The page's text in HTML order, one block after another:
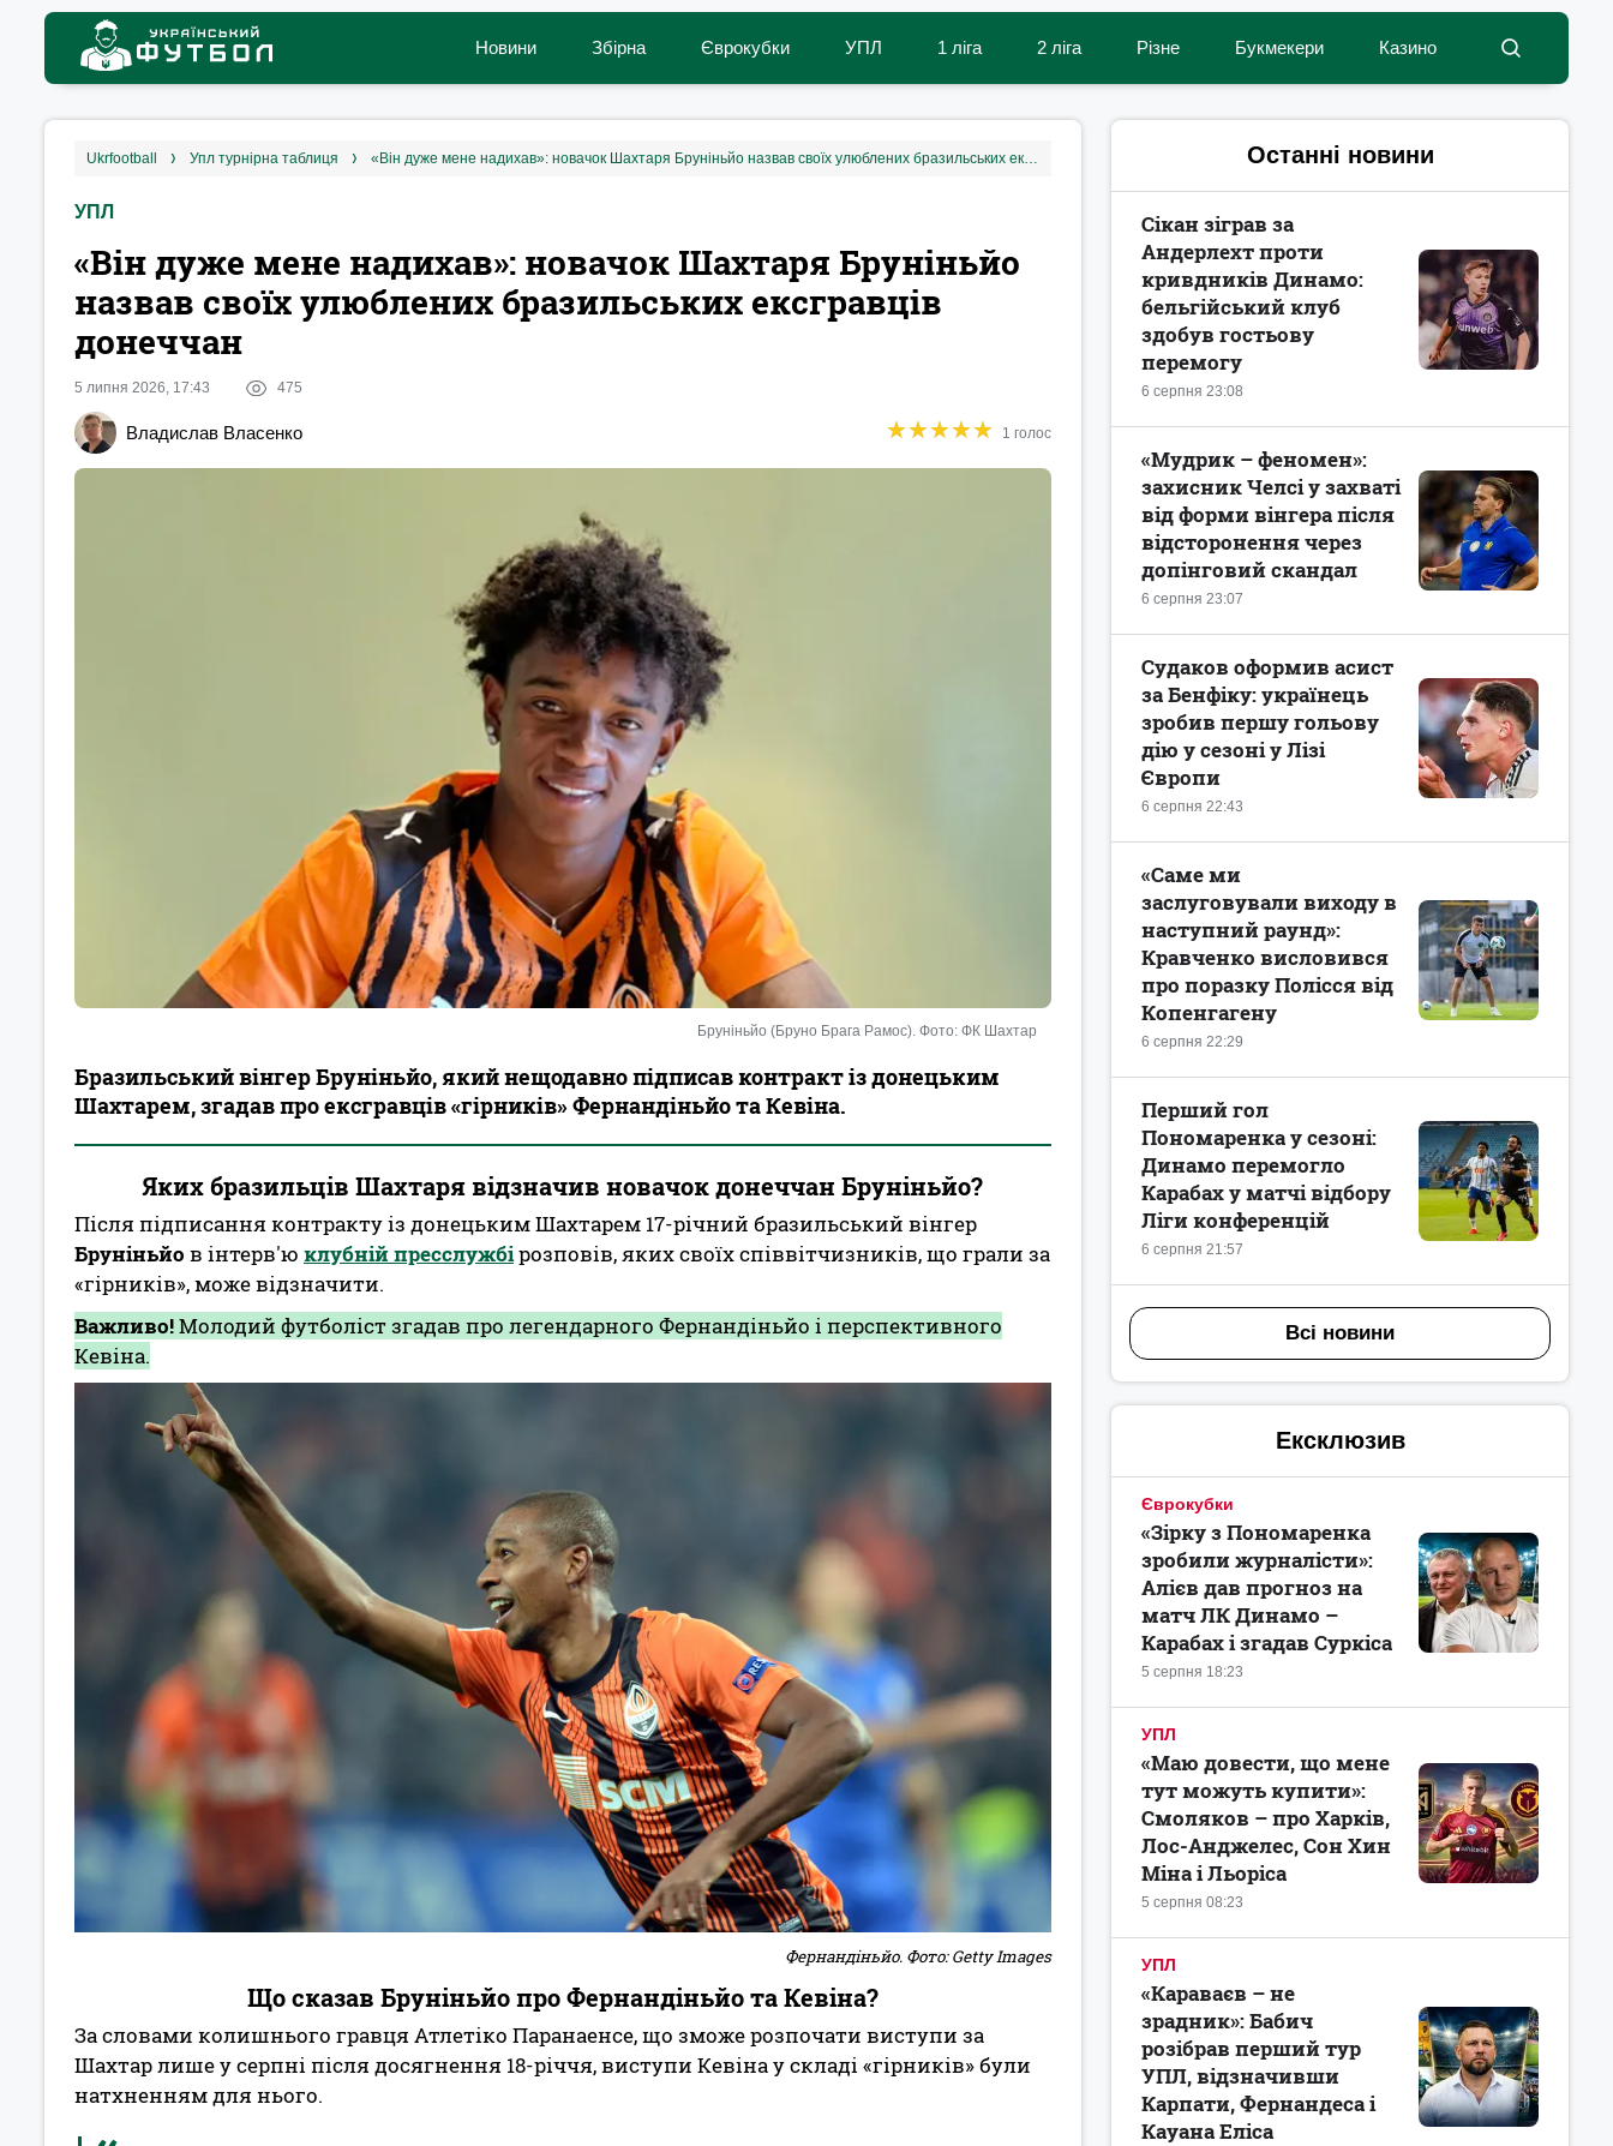
Новини Збірна Єврокубки УПЛ 1 ліга 2 ліга Різне Букмекери Казино
ukrfootball упл турнірна таблиця «Він дуже мене надихав»: новачок Шахтаря Бруніньйо назвав своїх улюблених бразильських ексгравців донеччан
УПЛ
«Він дуже мене надихав»: новачок Шахтаря Бруніньйо
назвав своїх улюблених бразильських ексгравців
донеччан
5 липня 2026, 17:43 475
Владислав Власенко ★★★★★
★★★★★ 1 голос
Бруніньйо (Бруно Брага Рамос). Фото: ФК Шахтар
Бразильський вінгер Бруніньйо, який нещодавно підписав контракт із донецьким
Шахтарем, згадав про ексгравців «гірників» Фернандіньйо та Кевіна.
Яких бразильців Шахтаря відзначив новачок донеччан Бруніньйо?
Після підписання контракту із донецьким Шахтарем 17-річний бразильський вінгер
Бруніньйо в інтерв'ю клубній пресслужбірозповів, яких своїх співвітчизників, що грали за
«гірників», може відзначити.
Важливо!Молодий футболіст згадав про легендарного Фернандіньйо і перспективного
Кевіна.
Фернандіньйо. Фото: Getty Images
Що сказав Бруніньйо про Фернандіньйо та Кевіна?
За словами колишнього гравця Атлетіко Паранаенсе, що зможе розпочати виступи за
Шахтар лише у серпні після досягнення 18-річчя, виступи Кевіна у складі «гірників» були
натхненням для нього.
Останні новини
6 серпня 23:08
Сікан зіграв за
Андерлехт проти
кривдників Динамо:
бельгійський клуб
здобув гостьову
перемогу
6 серпня 23:07
«Мудрик – феномен»:
захисник Челсі у захваті
від форми вінгера після
відсторонення через
допінговий скандал
6 серпня 22:43
Судаков оформив асист
за Бенфіку: українець
зробив першу гольову
дію у сезоні у Лізі
Європи
6 серпня 22:29
«Саме ми
заслуговували виходу в
наступний раунд»:
Кравченко висловився
про поразку Полісся від
Копенгагену
6 серпня 21:57
Перший гол
Пономаренка у сезоні:
Динамо перемогло
Карабах у матчі відбору
Ліги конференцій
Всі новини
Ексклюзив
Єврокубки
5 серпня 18:23
«Зірку з Пономаренка
зробили журналісти»:
Алієв дав прогноз на
матч ЛК Динамо –
Карабах і згадав Суркіса
УПЛ
5 серпня 08:23
«Маю довести, що мене
тут можуть купити»:
Смоляков – про Харків,
Лос-Анджелес, Сон Хин
Міна і Льоріса
УПЛ
«Караваєв – не
зрадник»: Бабич
розібрав перший тур
УПЛ, відзначивши
Карпати, Фернандеса і
Кауана Еліса